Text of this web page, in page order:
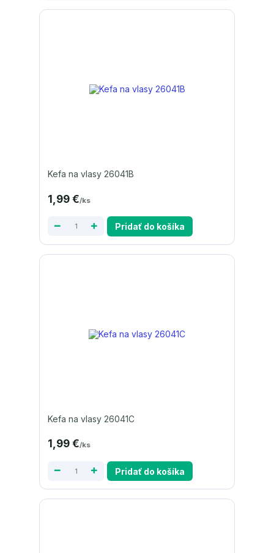
Kefa na vlasy 26041B
1,99 €/ks
Pridať do košíka
Kefa na vlasy 26041C
1,99 €/ks
Pridať do košíka